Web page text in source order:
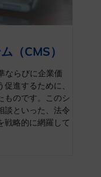
（CMS）
ならびに企業価
進するために、
ものです。このシ
談といった、法令
戦略的に網羅して